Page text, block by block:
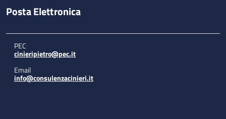
Posta Elettronica
PEC
cinieripietro@pec.it
Email
info@consulenzacinieri.it